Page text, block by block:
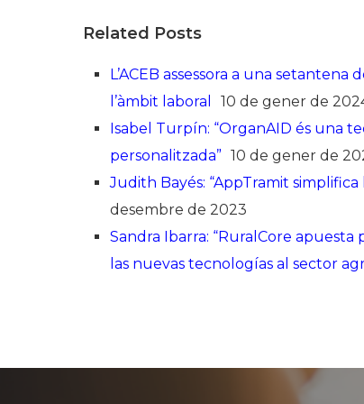
Related Posts
L’ACEB assessora a una
l’àmbit laboral
10 de gener de
Isabel Turpín: “OrganAID és una
personalitzada” 10 de gener de
Judith Bayés: “AppTramit
desembre de 2023
Sandra Ibarra: “RuralCore
las nuevas tecnologías al sector